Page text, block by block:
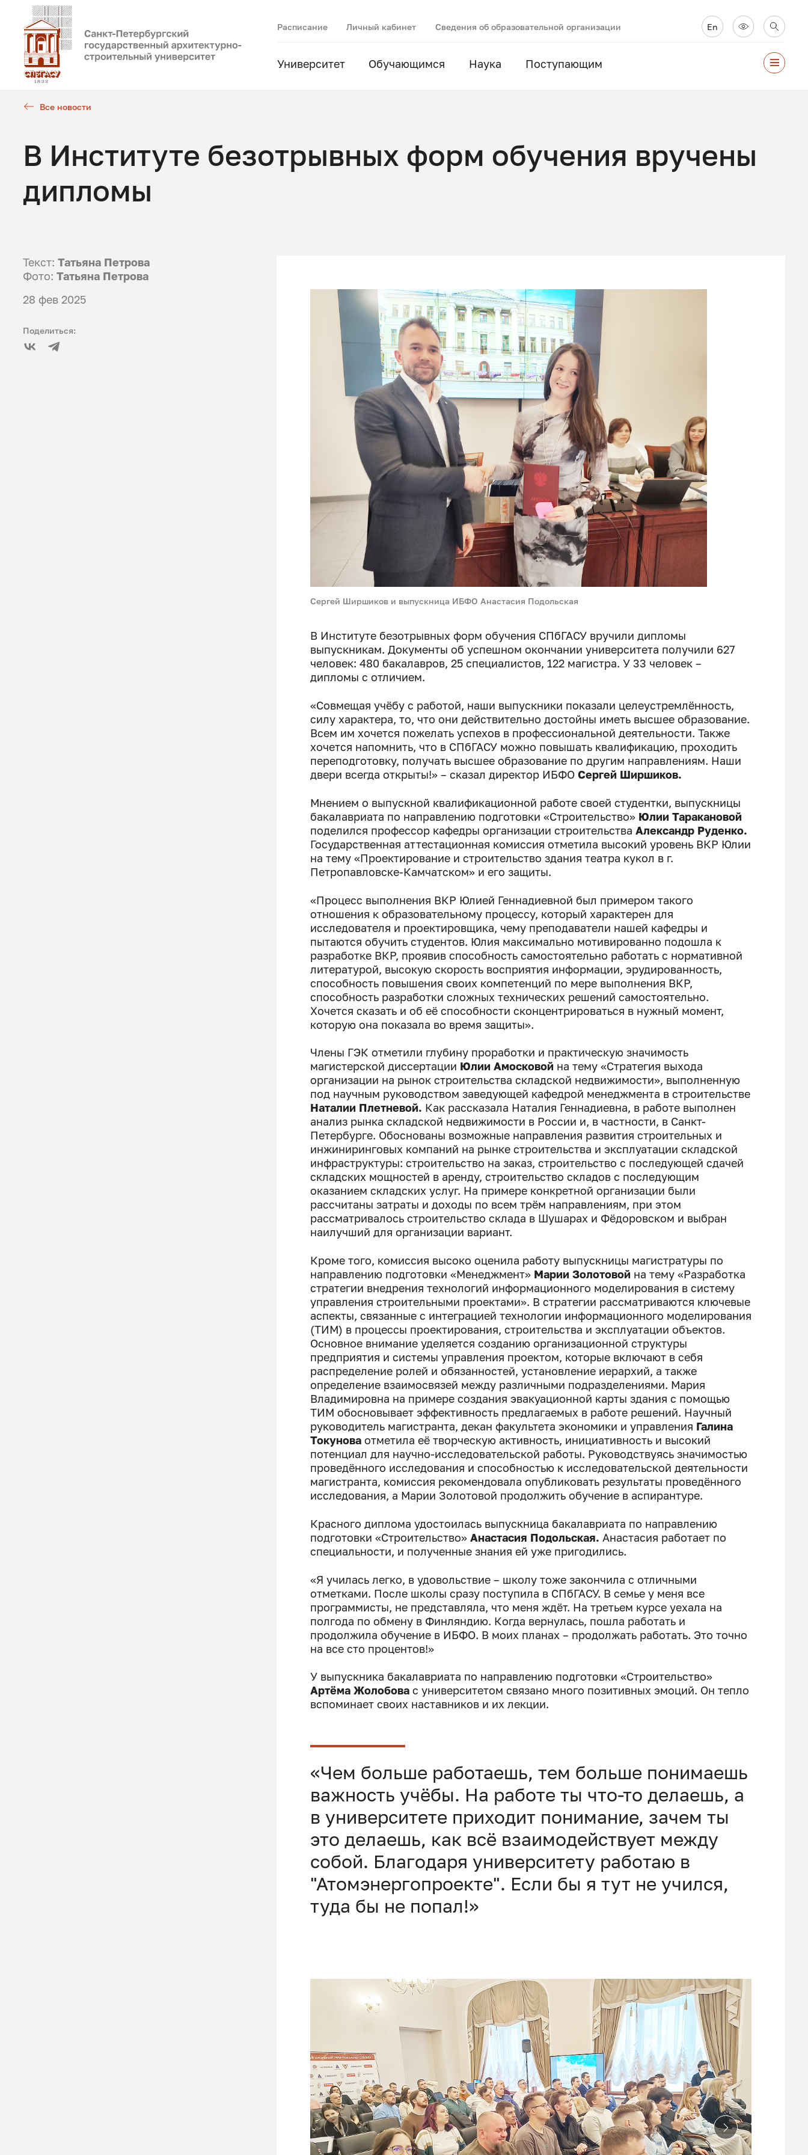
Расписание Личный кабинет Сведения об образовательной организации En
Университет Обучающимся Наука Поступающим
Все новости
В Институте безотрывных форм обучения вручены
дипломы
Текст:Татьяна Петрова
Фото:Татьяна Петрова
28 фев 2025
Поделиться:
Сергей Ширшиков и выпускница ИБФО Анастасия Подольская
В Институте безотрывных форм обучения СПбГАСУ вручили дипломы
выпускникам. Документы об успешном окончании университета получили 627
человек: 480 бакалавров, 25 специалистов, 122 магистра. У 33 человек –
дипломы с отличием.
«Совмещая учёбу с работой, наши выпускники показали целеустремлённость,
силу характера, то, что они действительно достойны иметь высшее образование.
Всем им хочется пожелать успехов в профессиональной деятельности. Также
хочется напомнить, что в СПбГАСУ можно повышать квалификацию, проходить
переподготовку, получать высшее образование по другим направлениям. Наши
двери всегда открыты!» – сказал директор ИБФО Сергей Ширшиков.
Мнением о выпускной квалификационной работе своей студентки, выпускницы
бакалавриата по направлению подготовки «Строительство» Юлии Таракановой
поделился профессор кафедры организации строительства Александр Руденко.
Государственная аттестационная комиссия отметила высокий уровень ВКР Юлии
на тему «Проектирование и строительство здания театра кукол в г.
Петропавловске-Камчатском» и его защиты.
«Процесс выполнения ВКР Юлией Геннадиевной был примером такого
отношения к образовательному процессу, который характерен для
исследователя и проектировщика, чему преподаватели нашей кафедры и
пытаются обучить студентов. Юлия максимально мотивированно подошла к
разработке ВКР, проявив способность самостоятельно работать с нормативной
литературой, высокую скорость восприятия информации, эрудированность,
способность повышения своих компетенций по мере выполнения ВКР,
способность разработки сложных технических решений самостоятельно.
Хочется сказать и об её способности сконцентрироваться в нужный момент,
которую она показала во время защиты».
Члены ГЭК отметили глубину проработки и практическую значимость
магистерской диссертации Юлии Амосковой на тему «Стратегия выхода
организации на рынок строительства складской недвижимости», выполненную
под научным руководством заведующей кафедрой менеджмента в строительстве
Наталии Плетневой. Как рассказала Наталия Геннадиевна, в работе выполнен
анализ рынка складской недвижимости в России и, в частности, в Санкт-
Петербурге. Обоснованы возможные направления развития строительных и
инжиниринговых компаний на рынке строительства и эксплуатации складской
инфраструктуры: строительство на заказ, строительство с последующей сдачей
складских мощностей в аренду, строительство складов с последующим
оказанием складских услуг. На примере конкретной организации были
рассчитаны затраты и доходы по всем трём направлениям, при этом
рассматривалось строительство склада в Шушарах и Фёдоровском и выбран
наилучший для организации вариант.
Кроме того, комиссия высоко оценила работу выпускницы магистратуры по
направлению подготовки «Менеджмент» Марии Золотовой на тему «Разработка
стратегии внедрения технологий информационного моделирования в систему
управления строительными проектами». В стратегии рассматриваются ключевые
аспекты, связанные с интеграцией технологии информационного моделирования
(ТИМ) в процессы проектирования, строительства и эксплуатации объектов.
Основное внимание уделяется созданию организационной структуры
предприятия и системы управления проектом, которые включают в себя
распределение ролей и обязанностей, установление иерархий, а также
определение взаимосвязей между различными подразделениями. Мария
Владимировна на примере создания эвакуационной карты здания с помощью
ТИМ обосновывает эффективность предлагаемых в работе решений. Научный
руководитель магистранта, декан факультета экономики и управления Галина
Токуноваотметила её творческую активность, инициативность и высокий
потенциал для научно-исследовательской работы. Руководствуясь значимостью
проведённого исследования и способностью к исследовательской деятельности
магистранта, комиссия рекомендовала опубликовать результаты проведённого
исследования, а Марии Золотовой продолжить обучение в аспирантуре.
Красного диплома удостоилась выпускница бакалавриата по направлению
подготовки «Строительство» Анастасия Подольская. Анастасия работает по
специальности, и полученные знания ей уже пригодились.
«Я училась легко, в удовольствие – школу тоже закончила с отличными
отметками. После школы сразу поступила в СПбГАСУ. В семье у меня все
программисты, не представляла, что меня ждёт. На третьем курсе уехала на
полгода по обмену в Финляндию. Когда вернулась, пошла работать и
продолжила обучение в ИБФО. В моих планах – продолжать работать. Это точно
на все сто процентов!»
У выпускника бакалавриата по направлению подготовки «Строительство»
Артёма Жолобовас университетом связано много позитивных эмоций. Он тепло
вспоминает своих наставников и их лекции.
«Чем больше работаешь, тем больше понимаешь
важность учёбы. На работе ты что-то делаешь, а
в университете приходит понимание, зачем ты
это делаешь, как всё взаимодействует между
собой. Благодаря университету работаю в
"Атомэнергопроекте". Если бы я тут не учился,
туда бы не попал!»